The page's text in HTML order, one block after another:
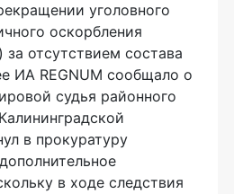
уголовного
оскорбления
отсутствием состава
ИА REGNUM сообщало о
судья районного
в прокуратуру
в ходе следствия